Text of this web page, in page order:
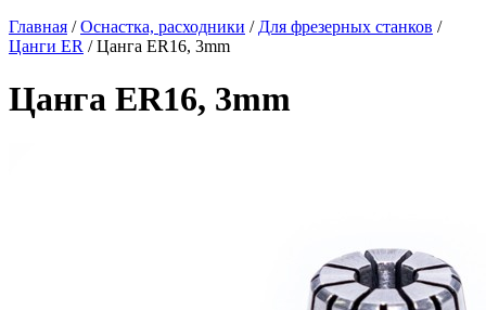
Главная /Оснастка, расходники / Для фрезерных станков /
Цанги ER / Цанга ER16, 3mm
Цанга ER16, 3mm